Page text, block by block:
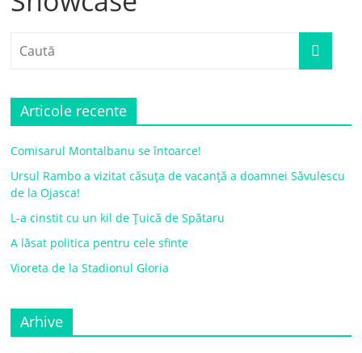
Articole recente
Comisarul Montalbanu se întoarce!
Ursul Rambo a vizitat căsuța de vacanță a doamnei Săvulescu
de la Ojasca!
L-a cinstit cu un kil de Țuică de Spătaru
A lăsat politica pentru cele sfinte
Vioreta de la Stadionul Gloria
Arhive